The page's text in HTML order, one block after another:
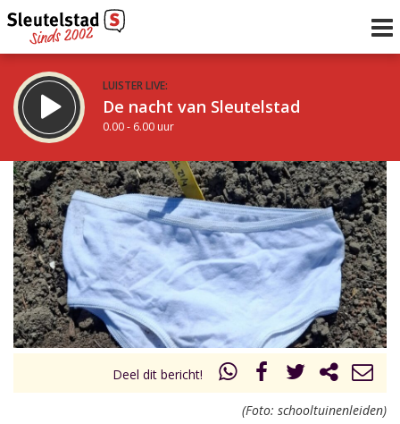
LUISTER LIVE:
De nacht van Sleutelstad
0.00 - 6.00 uur
STRAKS:
De ochtend van Sleutelstad
6.00 - 12.00 uur
Vorig uur
uur 1 van 0 Volgend uur
Inklappen
Deel dit bericht!
(Foto: schooltuinenleiden)